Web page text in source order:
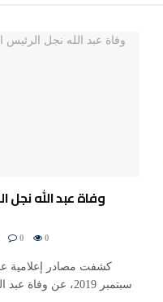
وفاة عبد الله
0 0
سبتمبر 2019، عن